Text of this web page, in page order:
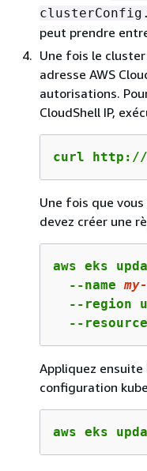
peut prendre
Une fois le
adresse AWS
autorisations.
CloudShell IP,
curl http://
Une fois que
devez créer une
aws eks
  --name
--region
--
Appliquez ensuite
configuration
aws eks